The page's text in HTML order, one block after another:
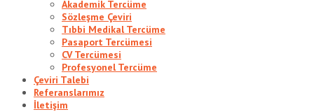
Akademik Tercüme
Sözleşme Çeviri
Tıbbi Medikal Tercüme
Pasaport Tercümesi
CV Tercümesi
Profesyonel Tercüme
Çeviri Talebi
Referanslarımız
İletişim